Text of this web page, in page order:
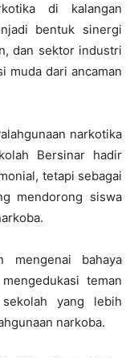
di kalangan
bentuk sinergi
dan sektor industri
muda dari ancaman
narkotika
Bersinar hadir
tetapi sebagai
mendorong siswa
mengenai bahaya
teman
yang lebih
narkoba.